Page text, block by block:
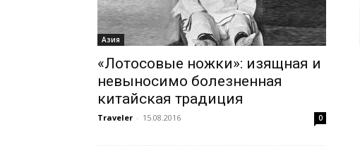
Азия
«Лотосовые ножки»: изящная и
невыносимо болезненная
китайская традиция
Traveler - 15.08.2016 0